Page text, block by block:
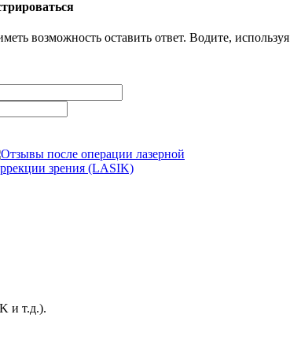
возможность оставить ответ. Водите,
и т.д.).